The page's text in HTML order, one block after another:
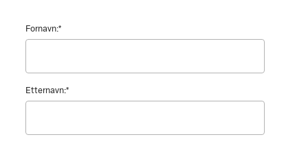
Fornavn:*
Etternavn:*